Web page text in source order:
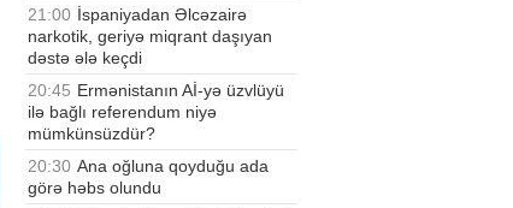
21:00 İspaniyadan Əlcəzairə
narkotik, geriyə miqrant daşıyan
dəstə ələ keçdi
20:45 Ermənistanın Aİ-yə üzvlüyü
ilə bağlı referendum niyə
mümkünsüzdür?
20:30 Ana oğluna qoyduğu ada
görə həbs olundu